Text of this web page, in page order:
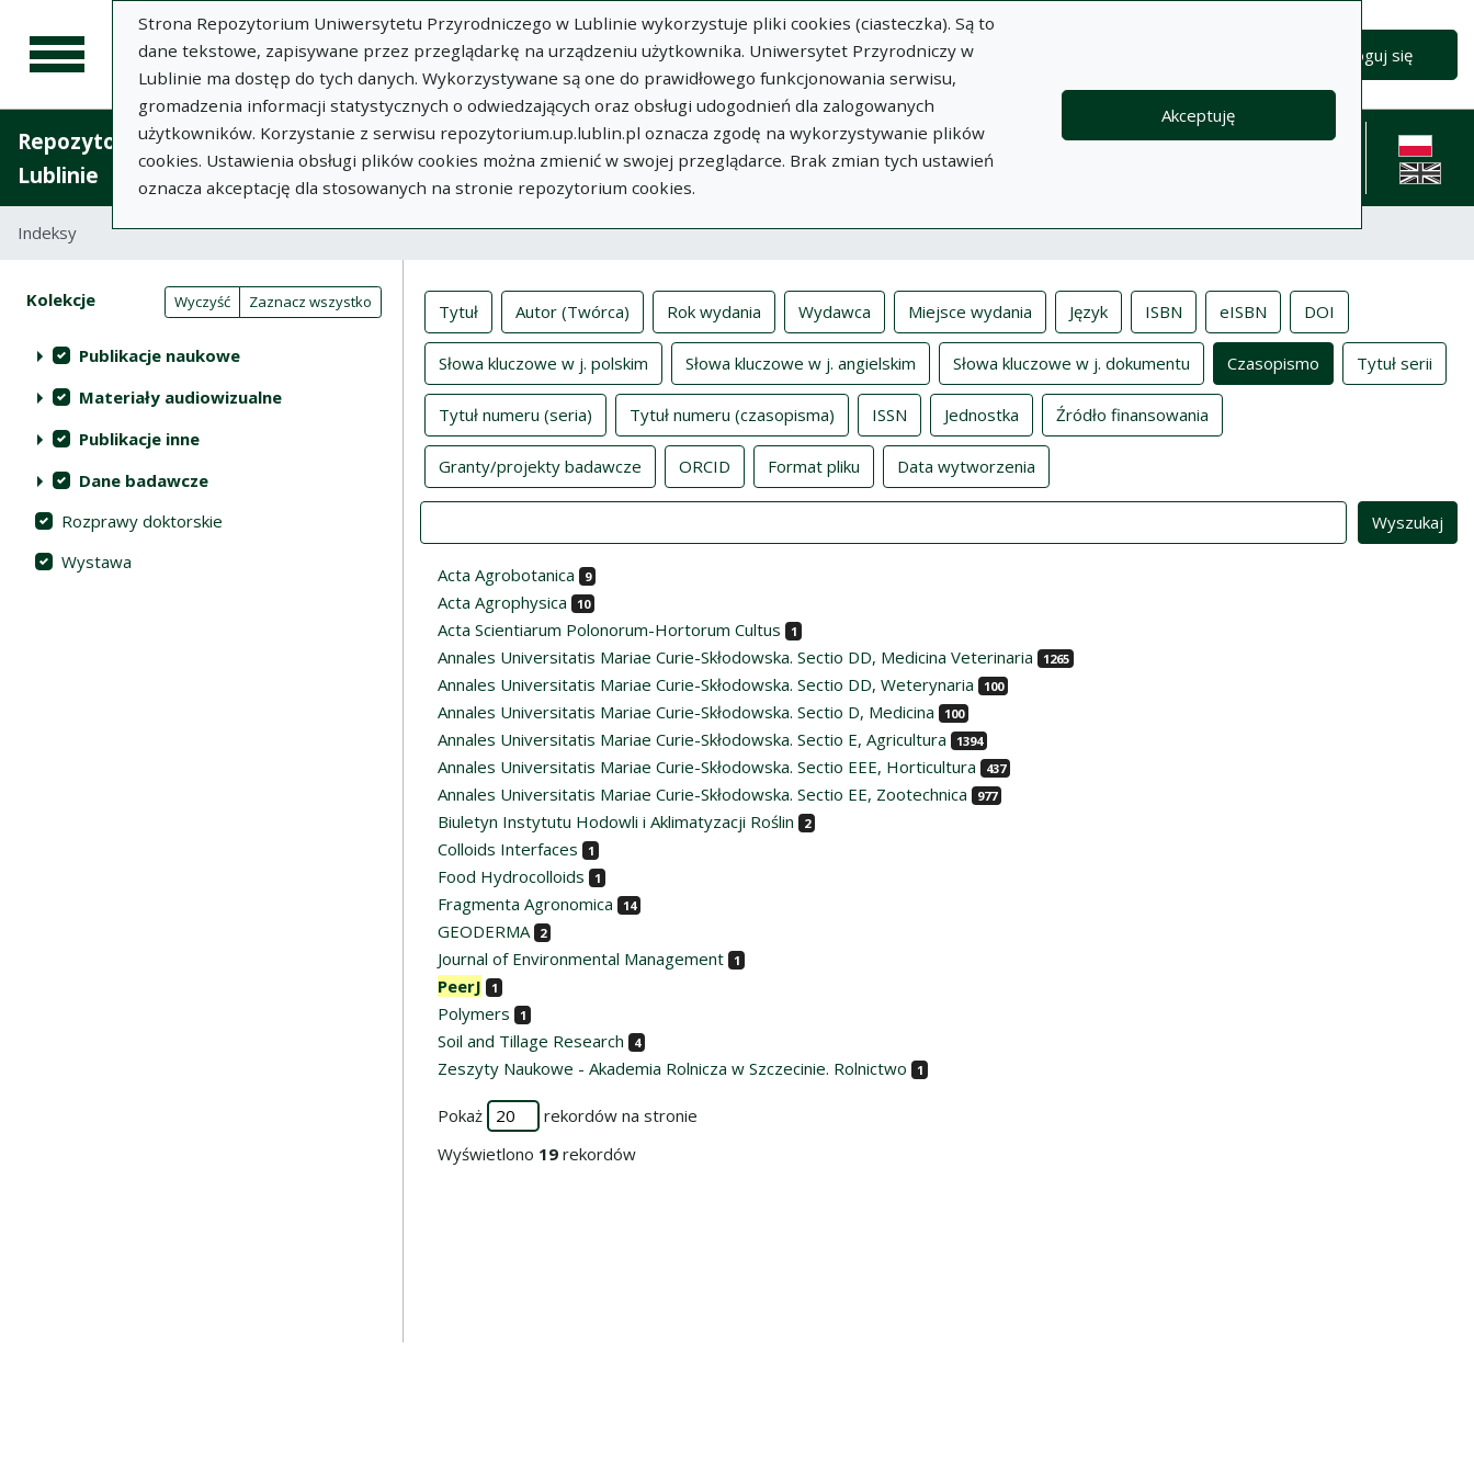
Strona Repozytorium Uniwersytetu Przyrodniczego w Lublinie wykorzystuje pliki cookies (ciasteczka). Są to
dane tekstowe, zapisywane przez przeglądarkę na urządzeniu użytkownika. Uniwersytet Przyrodniczy w
Lublinie ma dostęp do tych danych. Wykorzystywane są one do prawidłowego funkcjonowania serwisu,
gromadzenia informacji statystycznych o odwiedzających oraz obsługi udogodnień dla zalogowanych
użytkowników. Korzystanie z serwisu repozytorium.up.lublin.pl oznacza zgodę na wykorzystywanie plików
cookies. Ustawienia obsługi plików cookies można zmienić w swojej przeglądarce. Brak zmian tych ustawień
oznacza akceptację dla stosowanych na stronie repozytorium cookies.
Akceptuję
Zaloguj się
Repozytorium Uniwersytetu Przyrodniczego w
Lublinie
Dodaj
publikację
O
Repozytorium
Dokumenty Informacje Pomoc
Polityka
Kontakt
English
Indeksy
Akcje na kolekcjach Wyczyść Zaznacz wszystko
Kolekcje (automatyczne przeładowanie treści)
Publikacje naukowe
Materiały audiowizualne
Publikacje inne
Dane badawcze
Rozprawy doktorskie
Wystawa
Indeksy
Tytuł Autor (Twórca) Rok wydania Wydawca Miejsce wydania Język ISBN eISBN DOI
Słowa kluczowe w j. polskim Słowa kluczowe w j. angielskim Słowa kluczowe w j. dokumentu Czasopismo Tytuł serii
Tytuł numeru (seria) Tytuł numeru (czasopisma) ISSN Jednostka Źródło finansowania
Granty/projekty badawcze ORCID Format pliku Data wytworzenia
Acta Agrobotanica 9
Acta Agrophysica 10
Acta Scientiarum Polonorum-Hortorum Cultus 1
Annales Universitatis Mariae Curie-Skłodowska. Sectio DD, Medicina Veterinaria 1265
Annales Universitatis Mariae Curie-Skłodowska. Sectio DD, Weterynaria 100
Annales Universitatis Mariae Curie-Skłodowska. Sectio D, Medicina 100
Annales Universitatis Mariae Curie-Skłodowska. Sectio E, Agricultura 1394
Annales Universitatis Mariae Curie-Skłodowska. Sectio EEE, Horticultura 437
Annales Universitatis Mariae Curie-Skłodowska. Sectio EE, Zootechnica 977
Biuletyn Instytutu Hodowli i Aklimatyzacji Roślin 2
Colloids Interfaces 1
Food Hydrocolloids 1
Fragmenta Agronomica 14
GEODERMA 2
Journal of Environmental Management 1
PeerJ 1
Polymers 1
Soil and Tillage Research 4
Zeszyty Naukowe - Akademia Rolnicza w Szczecinie. Rolnictwo 1
Pokaż
rekordów na stronie
Wyświetlono 19 rekordów